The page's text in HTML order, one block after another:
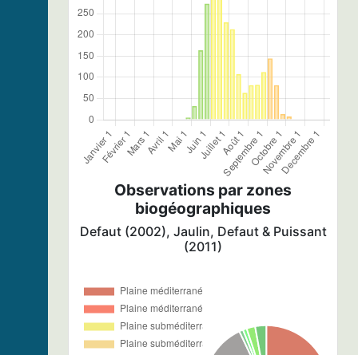
Observations par zones
biogéographiques
Defaut (2002), Jaulin, Defaut & Puissant
(2011)